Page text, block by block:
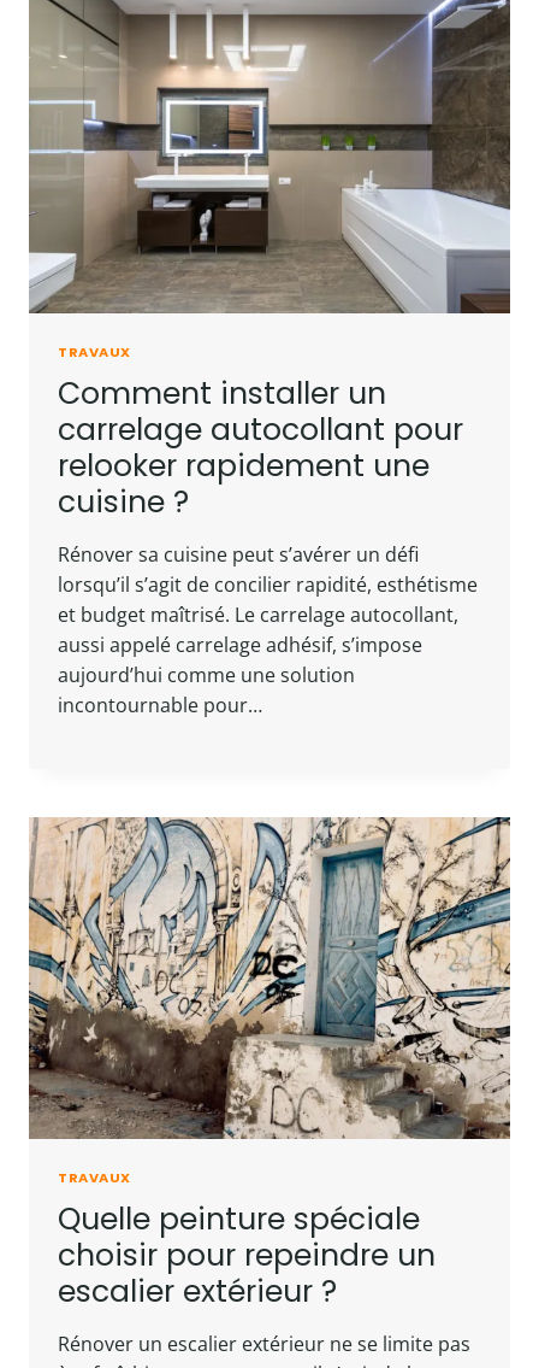
TRAVAUX
Comment installer un
carrelage autocollant pour
relooker rapidement une
cuisine ?
Rénover sa cuisine peut s’avérer un défi
lorsqu’il s’agit de concilier rapidité, esthétisme
et budget maîtrisé. Le carrelage autocollant,
aussi appelé carrelage adhésif, s’impose
aujourd’hui comme une solution
incontournable pour…
TRAVAUX
Quelle peinture spéciale
choisir pour repeindre un
escalier extérieur ?
Rénover un escalier extérieur ne se limite pas